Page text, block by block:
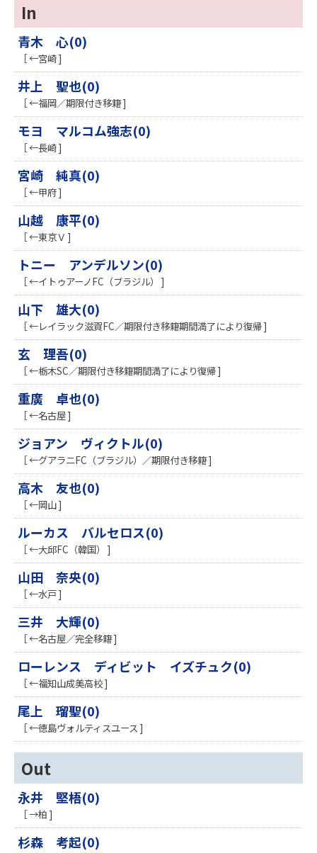
In
青木 心(0)
［ ←宮崎 ]
井上 聖也(0)
［ ←福岡／期限付き移籍 ]
モヨ マルコム強志(0)
［ ←長崎 ]
宮崎 純真(0)
［ ←甲府 ]
山越 康平(0)
［ ←東京Ｖ ]
トニー アンデルソン(0)
［ ←イトゥアーノFC（ブラジル） ]
山下 雄大(0)
［ ←レイラック滋賀FC／期限付き移籍期間満了により復帰 ]
玄 理吾(0)
［ ←栃木SC／期限付き移籍期間満了により復帰 ]
重廣 卓也(0)
［ ←名古屋 ]
ジョアン ヴィクトル(0)
［ ←グアラニFC（ブラジル）／期限付き移籍 ]
高木 友也(0)
［ ←岡山 ]
ルーカス バルセロス(0)
［ ←大邱FC（韓国） ]
山田 奈央(0)
［ ←水戸 ]
三井 大輝(0)
［ ←名古屋／完全移籍 ]
ローレンス ディビット イズチュク(0)
［ ←福知山成美高校 ]
尾上 瑠聖(0)
［ ←徳島ヴォルティスユース ]
Out
永井 堅梧(0)
［ →柏 ]
杉森 考起(0)